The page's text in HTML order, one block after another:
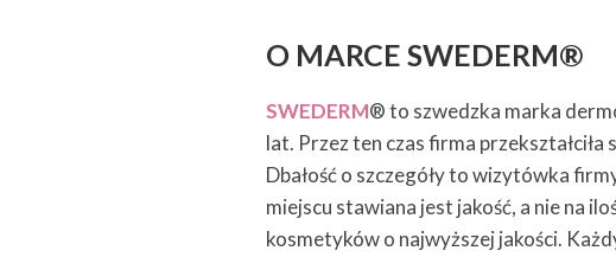
O MARCE SWEDERM®
SWEDERM® to szwedzka marka
lat. Przez ten czas firma
Dbałość o szczegóły to wizytówka
miejscu stawiana jest jakość, a nie na
kosmetyków o najwyższej jakości.